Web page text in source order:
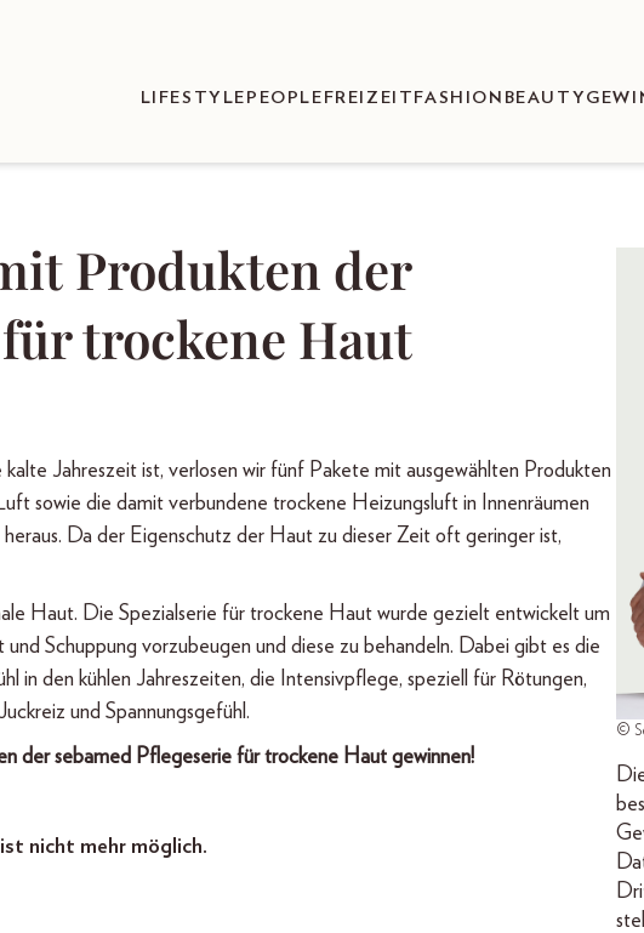
LIFESTYLE PEOPLE FREIZEIT FASHION BEAUTY
Produkten der
trockene Haut
Jahreszeit ist, verlosen wir fünf Pakete mit ausgewählten Produkten
sowie die damit verbundene trockene Heizungsluft in Innenräumen
Da der Eigenschutz der Haut zu dieser Zeit oft geringer ist,
Haut. Die Spezialserie für trockene Haut wurde gezielt entwickelt um
Schuppung vorzubeugen und diese zu behandeln. Dabei gibt es die
in den kühlen Jahreszeiten, die Intensivpflege, speziell für Rötungen,
und Spannungsgefühl.
der sebamed Pflegeserie für trockene Haut gewinnen!
ist nicht mehr möglich.
©